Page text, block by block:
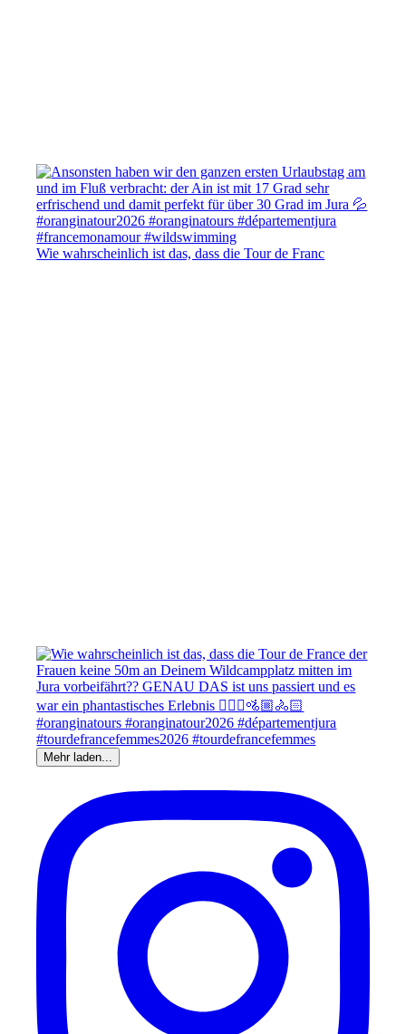
Wie wahrscheinlich ist das, dass die Tour de Franc
Mehr laden...